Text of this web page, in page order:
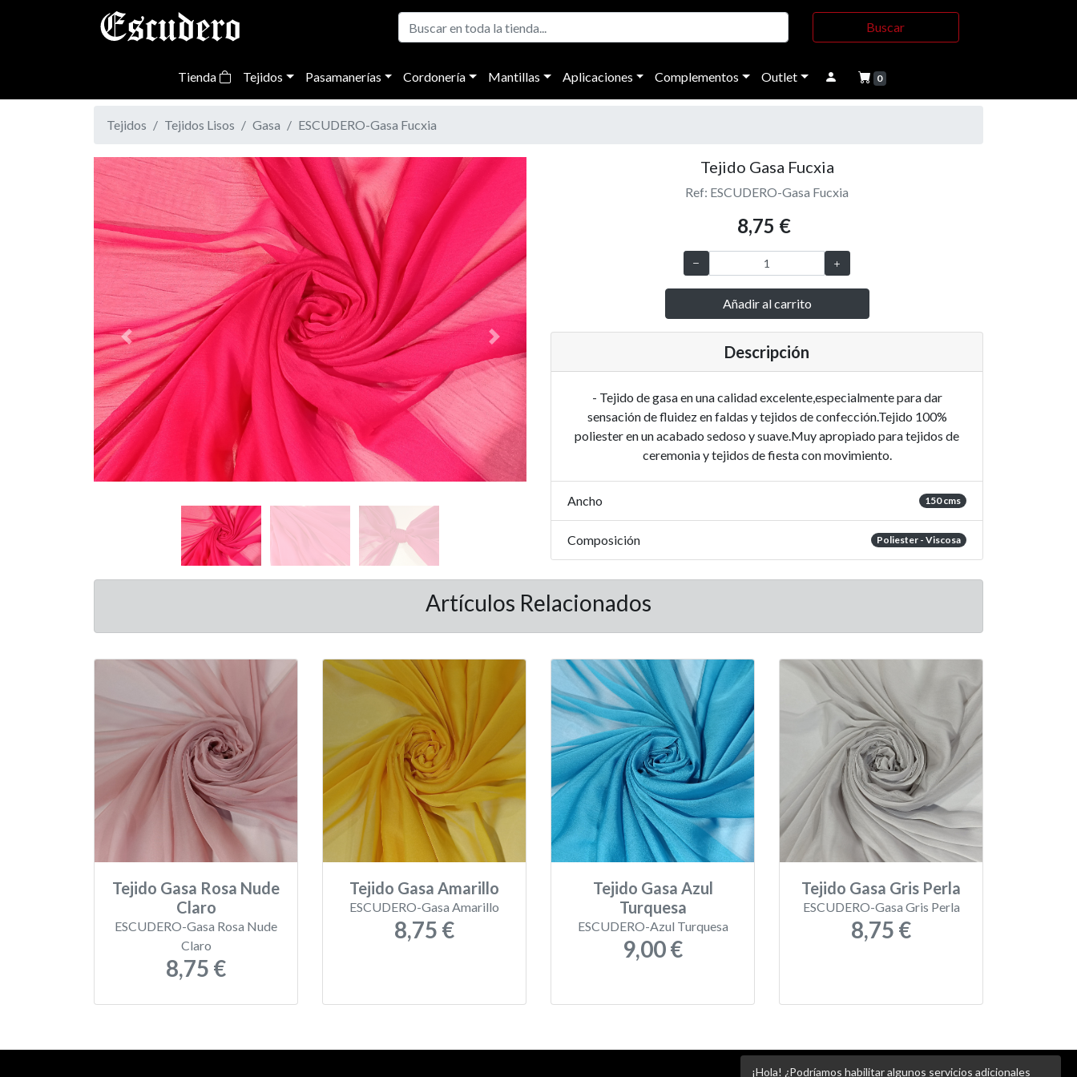
Buscar
Tienda Tejidos Pasamanerías Cordonería Mantillas Aplicaciones Complementos Outlet 0
Tejidos Tejidos Lisos Gasa ESCUDERO-Gasa Fucxia
Previous Next
Tejido Gasa Fucxia
Ref: ESCUDERO-Gasa Fucxia
8,75 €
Añadir al carrito
Descripción
- Tejido de gasa en una calidad excelente,especialmente para dar
sensación de fluidez en faldas y tejidos de confección.Tejido 100%
poliester en un acabado sedoso y suave.Muy apropiado para tejidos de
ceremonia y tejidos de fiesta con movimiento.
Ancho 150 cms
Composición Poliester - Viscosa
Artículos Relacionados
Tejido Gasa Rosa Nude
Claro
ESCUDERO-Gasa Rosa Nude
Claro
8,75 €
Tejido Gasa Amarillo
ESCUDERO-Gasa Amarillo
8,75 €
Tejido Gasa Azul
Turquesa
ESCUDERO-Azul Turquesa
9,00 €
Tejido Gasa Gris Perla
ESCUDERO-Gasa Gris Perla
8,75 €
¡Hola! ¿Podríamos habilitar algunos servicios adicionales